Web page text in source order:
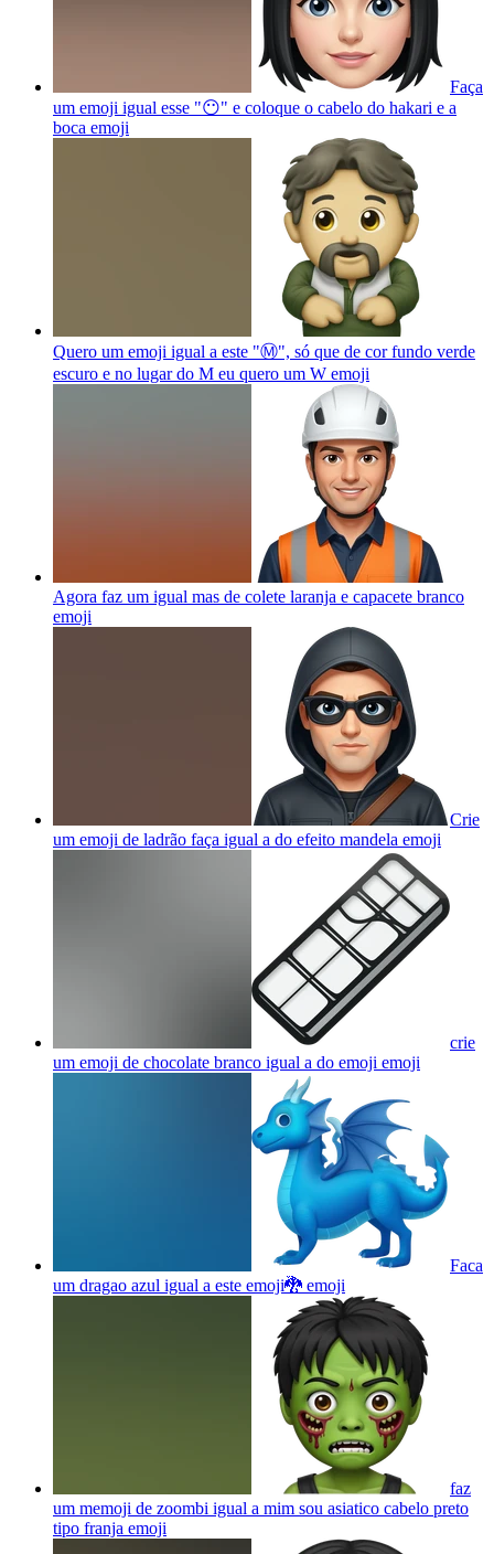
Faça
um emoji igual esse "😶" e coloque o cabelo do hakari e a
boca emoji
Quero um emoji igual a este "Ⓜ️", só que de cor fundo verde
escuro e no lugar do M eu quero um W emoji
Agora faz um igual mas de colete laranja e capacete branco
emoji
Crie
um emoji de ladrão faça igual a do efeito mandela emoji
crie
um emoji de chocolate branco igual a do emoji emoji
Faca
um dragao azul igual a este emoji🐉 emoji
faz
um memoji de zoombi igual a mim sou asiatico cabelo preto
tipo franja emoji